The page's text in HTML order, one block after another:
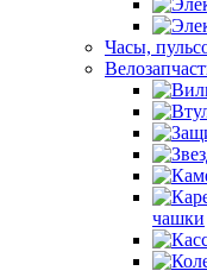
Часы,
чашки